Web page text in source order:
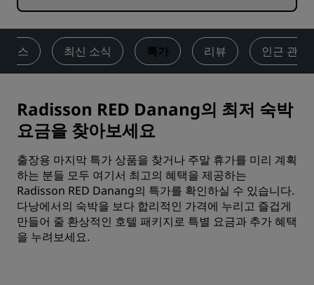
니스 최신 소식 특가 리뷰 인근 관광
Radisson RED Danang의 최저 숙박
요금을 찾아보세요
출장용 마지막 특가 상품을 찾거나 주말 휴가를 미리 계획
하는 분들 모두 여기서 최고의 혜택을 제공하는
Radisson RED Danang의 특가를 확인하실 수 있습니다.
다낭에서의 숙박을 보다 합리적인 가격에 누리고 즐겁게
만들어 줄 환상적인 호텔 패키지로 특별 요금과 추가 혜택
을 누려보세요.